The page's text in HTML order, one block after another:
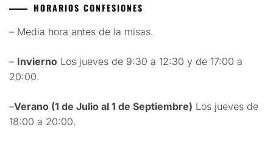
HORARIOS CONFESIONES
– Media hora antes de la misas.
– Invierno Los jueves de 9:30 a 12:30 y de 17:00 a
20:00.
–Verano (1 de Julio al 1 de Septiembre) Los jueves de
18:00 a 20:00.